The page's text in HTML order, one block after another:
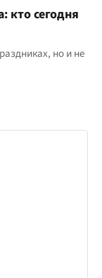
кто сегодня
но и не